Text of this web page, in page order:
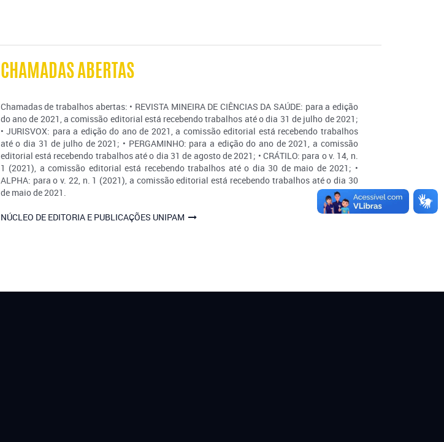
CHAMADAS ABERTAS
Chamadas de trabalhos abertas: • REVISTA MINEIRA DE CIÊNCIAS DA SAÚDE: para a edição
do ano de 2021, a comissão editorial está recebendo trabalhos até o dia 31 de julho de 2021;
• JURISVOX: para a edição do ano de 2021, a comissão editorial está recebendo trabalhos
até o dia 31 de julho de 2021; • PERGAMINHO: para a edição do ano de 2021, a comissão
editorial está recebendo trabalhos até o dia 31 de agosto de 2021; • CRÁTILO: para o v. 14, n.
1 (2021), a comissão editorial está recebendo trabalhos até o dia 30 de maio de 2021; •
ALPHA: para o v. 22, n. 1 (2021), a comissão editorial está recebendo trabalhos até o dia 30
de maio de 2021.
NÚCLEO DE EDITORIA E PUBLICAÇÕES UNIPAM
Informações
Horário de Funcionamento:
Quarta-feira e Quinta-feira: 18h30min às 20h30min